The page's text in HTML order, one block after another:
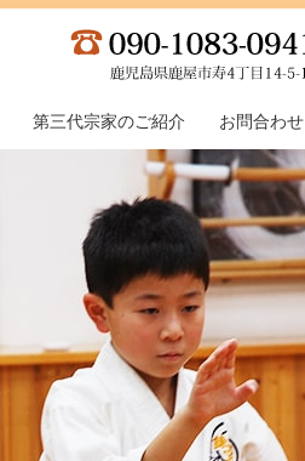
第三代宗家のご紹介 お問合わせ